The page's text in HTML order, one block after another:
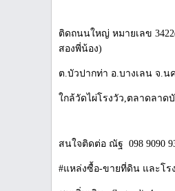
ติดถนนใหญ่ หมายเลข
สองพี่น้อง)
ต.บัวปากท่า อ.บางเลน จ.น
ใกล้วัดไผ่โรงวัว,ตลาดลาด
สนใจติดต่อ ณัฐ 098 9090
#แหล่งซื้อ-ขายที่ดิน และโร